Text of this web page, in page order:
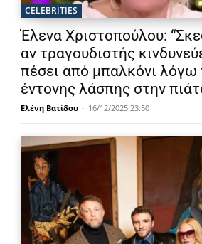
CELEBRITIES
Έλενα Χριστοπούλου:
αν τραγουδιστής
πέσει από μπαλκόνι λόγω
έντονης λάσπης στην
Ελένη Βατίδου - 16/12/2025 23:50